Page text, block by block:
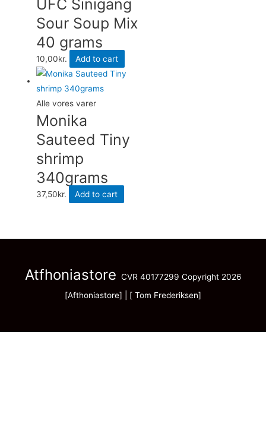
UFC Sinigang
Sour Soup Mix
40 grams
10,00kr. Add to cart
Alle vores varer
Monika
Sauteed Tiny
shrimp
340grams
37,50kr. Add to cart
Atfhoniastore CVR 40177299 Copyright 2026
[Afthoniastore] | [ Tom Frederiksen]